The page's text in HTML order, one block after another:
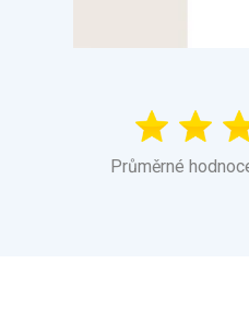
Průměrné